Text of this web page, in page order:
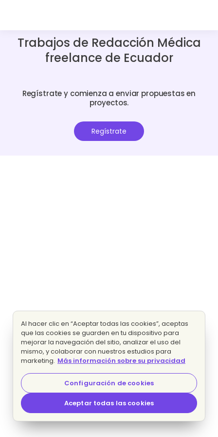
Trabajos de Redacción Médica
freelance de Ecuador
Regístrate y comienza a enviar propuestas en
proyectos.
Regístrate
Al hacer clic en “Aceptar todas las cookies”, aceptas
que las cookies se guarden en tu dispositivo para
mejorar la navegación del sitio, analizar el uso del
mismo, y colaborar con nuestros estudios para
marketing. Más información sobre su privacidad
Configuración de cookies
Aceptar todas las cookies